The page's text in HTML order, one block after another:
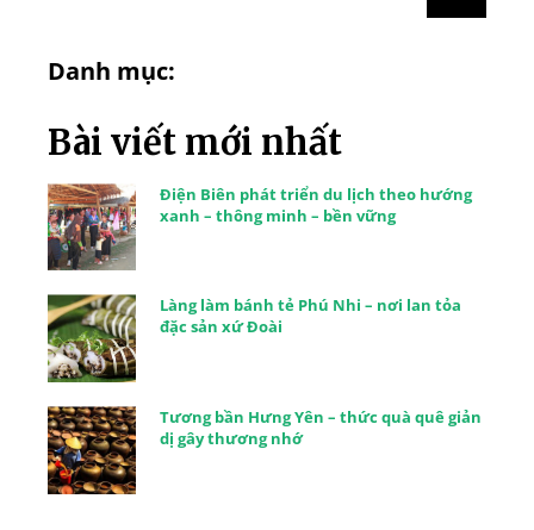
Danh mục:
Bài viết mới nhất
Điện Biên phát triển du lịch theo hướng
xanh – thông minh – bền vững
Làng làm bánh tẻ Phú Nhi – nơi lan tỏa
đặc sản xứ Đoài
Tương bần Hưng Yên – thức quà quê giản
dị gây thương nhớ